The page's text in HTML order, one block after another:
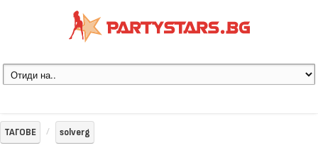
ТАГОВЕ solverg